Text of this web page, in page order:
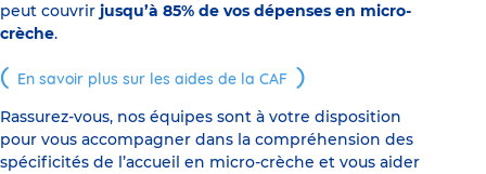
peut couvrir jusqu’à 85% de vos dépenses en micro-
crèche.
En savoir plus sur les aides de la CAF
Rassurez-vous, nos équipes sont à votre disposition
pour vous accompagner dans la compréhension des
spécificités de l’accueil en micro-crèche et vous aider